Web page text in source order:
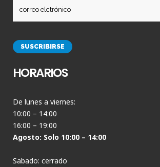
HORARIOS
De lunes a viernes:
10:00 – 14:00
16:00 – 19:00
Agosto: Solo 10:00 – 14:00
Sabado: cerrado